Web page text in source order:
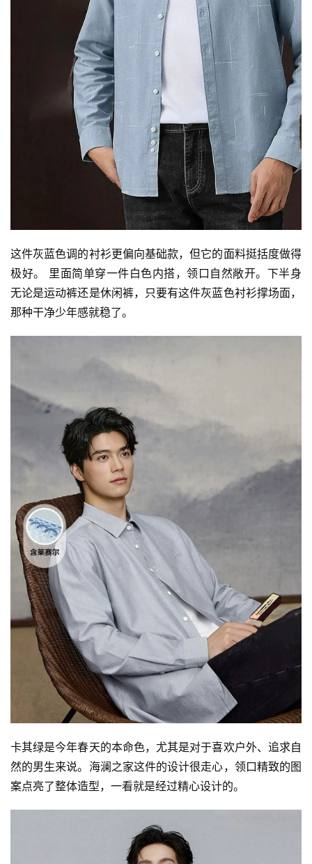
这件灰蓝色调的衬衫更偏向基础款，但它的面料挺括度做得
极好。 里面简单穿一件白色内搭，领口自然敞开。下半身
无论是运动裤还是休闲裤，只要有这件灰蓝色衬衫撑场面，
那种干净少年感就稳了。
卡其绿是今年春天的本命色，尤其是对于喜欢户外、追求自
然的男生来说。海澜之家这件的设计很走心，领口精致的图
案点亮了整体造型，一看就是经过精心设计的。